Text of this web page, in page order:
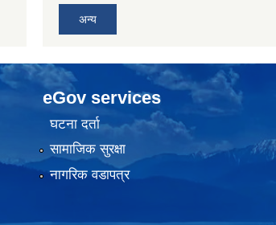
अन्य
eGov services
घटना दर्ता
सामाजिक सुरक्षा
नागरिक वडापत्र